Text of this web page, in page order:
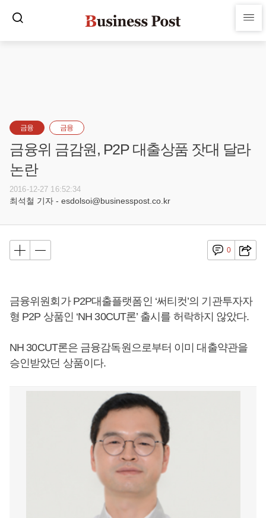
금융 금융
금융위 금감원, P2P 대출상품 잣대 달라
논란
2016-12-27 16:52:34
최석철 기자 - esdolsoi@businesspost.co.kr
0
금융위원회가 P2P대출플랫폼인 ‘써티컷’의 기관투자자
형 P2P 상품인 ‘NH 30CUT론’ 출시를 허락하지 않았다.
NH 30CUT론은 금융감독원으로부터 이미 대출약관을
승인받았던 상품이다.